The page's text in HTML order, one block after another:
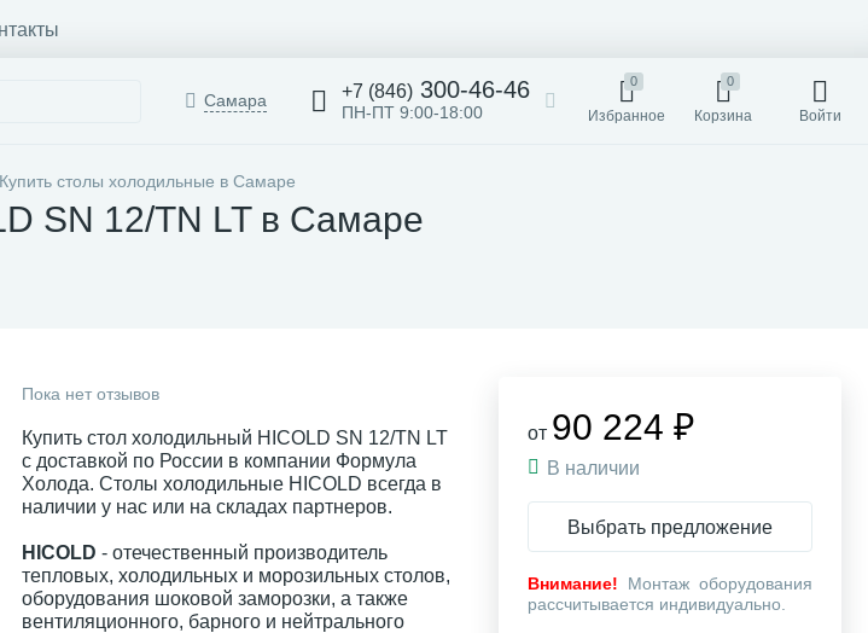
Самара +7 (846) 300-46-46
ПН-ПТ 9:00-18:00
0
Избранное
0
Корзина Войти
Купить столы холодильные в Самаре
SN 12/TN LT в Самаре
Пока нет отзывов
Купить стол холодильный HICOLD SN 12/TN LT
с доставкой по России в компании Формула
Холода. Столы холодильные HICOLD всегда в
наличии у нас или на складах партнеров.
HICOLD - отечественный производитель
тепловых, холодильных и морозильных столов,
оборудования шоковой заморозки, а также
вентиляционного, барного и нейтрального
от 90 224 ₽
В наличии
Выбрать предложение
Внимание! Монтаж оборудования
рассчитывается индивидуально.